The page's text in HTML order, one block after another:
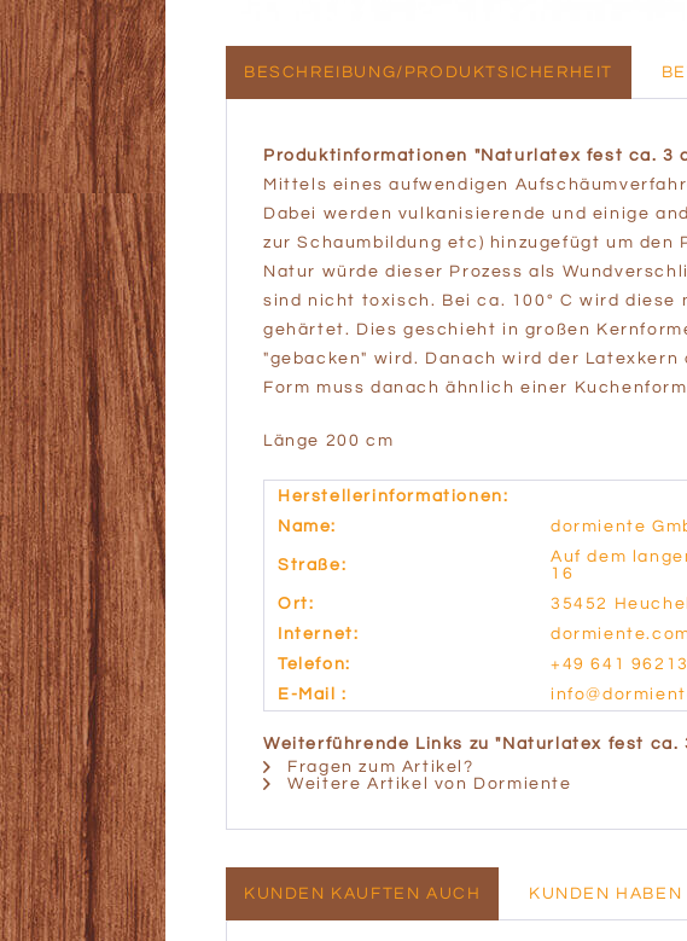
BESCHREIBUNG/PRODUKTSICHERHEIT
Produktinformationen "Naturlatex fest ca. 3
Mittels eines aufwendigen
Dabei werden vulkanisierende und einige
zur Schaumbildung etc) hinzugefügt um den
Natur würde dieser Prozess als
sind nicht toxisch. Bei ca. 100° C wird
gehärtet. Dies geschieht in großen
"gebacken" wird. Danach wird der
Form muss danach ähnlich einer
Länge 200 cm
Herstellerinformationen:
Name:
dormiente
Straße:
Auf dem
16
Ort:
35452
Internet:
Telefon:
+49 641
E-Mail :
Weiterführende Links zu "Naturlatex fest ca.
Fragen zum Artikel?
Weitere Artikel von Dormiente
KUNDEN KAUFTEN AUCH KUNDEN